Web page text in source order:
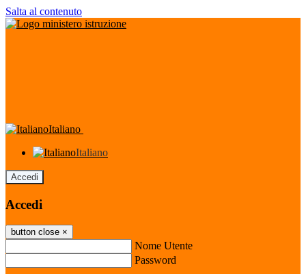
Salta al contenuto
Italiano
Italiano
Accedi
Accedi
button close ×
Nome Utente
Password